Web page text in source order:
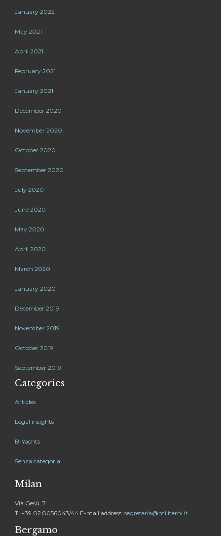
January 2022
May 2021
April 2021
February 2021
January 2021
December 2020
November 2020
October 2020
September 2020
July 2020
June 2020
May 2020
April 2020
March 2020
January 2020
December 2019
November 2019
October 2019
September 2019
Categories
Articles
Legal insights
B-Yachts
Senza categoria
Milan
Via Gesù, 7
T: +39 02 8056043/44 E-mail address: segreteria@militerni.it
Bergamo